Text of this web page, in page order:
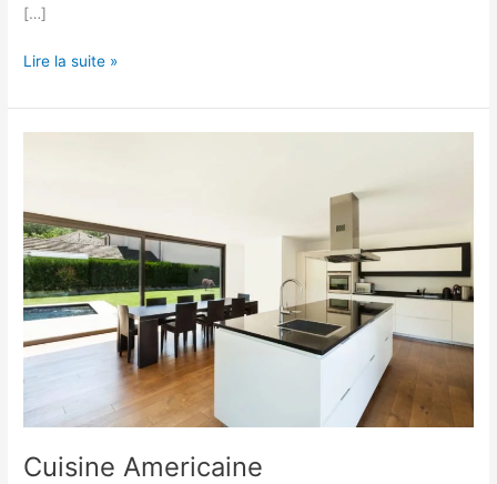
[…]
Lire la suite »
Cuisine Americaine